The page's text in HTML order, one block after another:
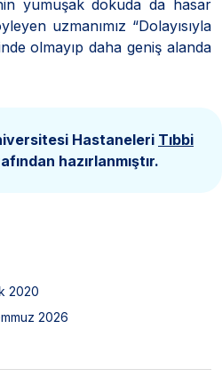
yumuşak dokuda da hasar
uzmanımız “Dolayısıyla
olmayıp daha geniş alanda
Hastaneleri Tıbbi
hazırlanmıştır.
2020
2026